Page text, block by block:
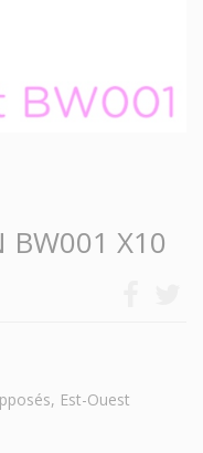
BW001 X10
Est-Ouest